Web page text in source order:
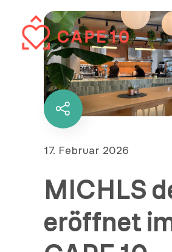
Inhalt
springen
Diesen
Inhalt
Veröffentlicht
17. Februar 2026
MICHLS
eröffnet